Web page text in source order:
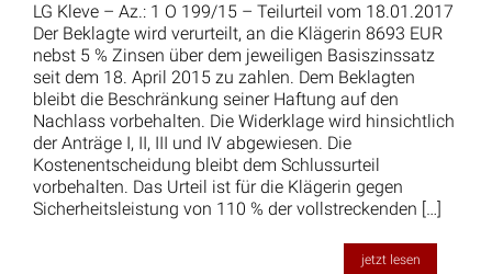
LG Kleve – Az.: 1 O 199/15 – Teilurteil vom 18.01.2017
Der Beklagte wird verurteilt, an die Klägerin 8693 EUR
nebst 5 % Zinsen über dem jeweiligen Basiszinssatz
seit dem 18. April 2015 zu zahlen. Dem Beklagten
bleibt die Beschränkung seiner Haftung auf den
Nachlass vorbehalten. Die Widerklage wird hinsichtlich
der Anträge I, II, III und IV abgewiesen. Die
Kostenentscheidung bleibt dem Schlussurteil
vorbehalten. Das Urteil ist für die Klägerin gegen
Sicherheitsleistung von 110 % der vollstreckenden […]
jetzt lesen